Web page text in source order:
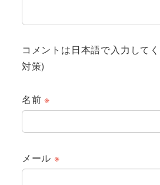
コメントは日本語で入力して
対策)
名前※
メール ※